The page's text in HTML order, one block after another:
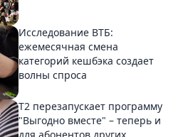
Исследование ВТБ:
ежемесячная смена
категорий кешбэка создает
волны спроса
Т2 перезапускает программу
"Выгодно вместе" – теперь и